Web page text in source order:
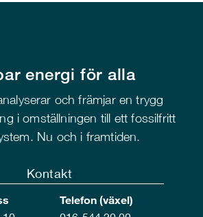
energi för alla
och främjar en trygg
i omställningen till ett fossilfritt
Nu och i framtiden.
Kontakt
Telefon (växel)